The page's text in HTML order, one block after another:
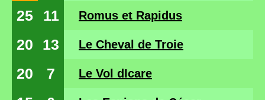
25 11 Romus et Rapidus
20 13 Le Cheval de Troie
20 7 Le Vol dIcare